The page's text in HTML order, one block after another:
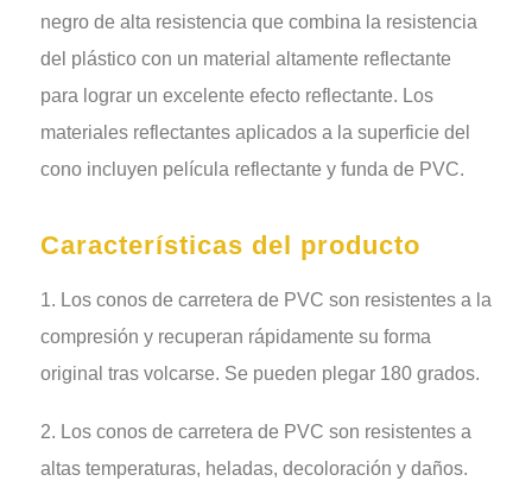
negro de alta resistencia que combina la resistencia
del plástico con un material altamente reflectante
para lograr un excelente efecto reflectante. Los
materiales reflectantes aplicados a la superficie del
cono incluyen película reflectante y funda de PVC.
Características del producto
1. Los conos de carretera de PVC son resistentes a la
compresión y recuperan rápidamente su forma
original tras volcarse. Se pueden plegar 180 grados.
2. Los conos de carretera de PVC son resistentes a
altas temperaturas, heladas, decoloración y daños.